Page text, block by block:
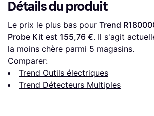
Détails du produit
Le prix le plus bas pour Trend
Probe Kit est 155,76 €. Il s'agit
la moins chère parmi 5 magasins.
Comparer:
Trend Outils électriques
Trend Détecteurs Multiples